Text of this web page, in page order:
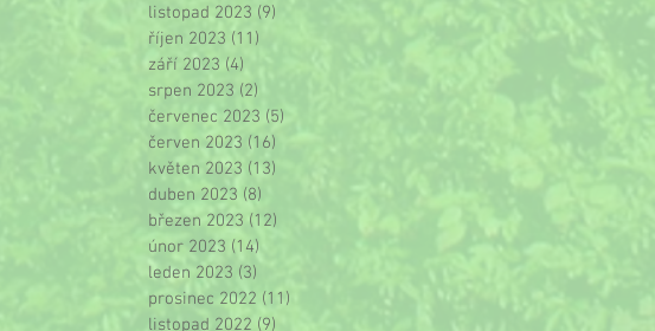
listopad 2023 (9)
říjen 2023 (11)
září 2023 (4)
srpen 2023 (2)
červenec 2023 (5)
červen 2023 (16) 16 příspěvků
květen 2023 (13)
duben 2023 (8)
březen 2023 (12)
únor 2023 (14)
leden 2023 (3)
prosinec 2022 (11) 11 příspěvků
listopad 2022 (9)